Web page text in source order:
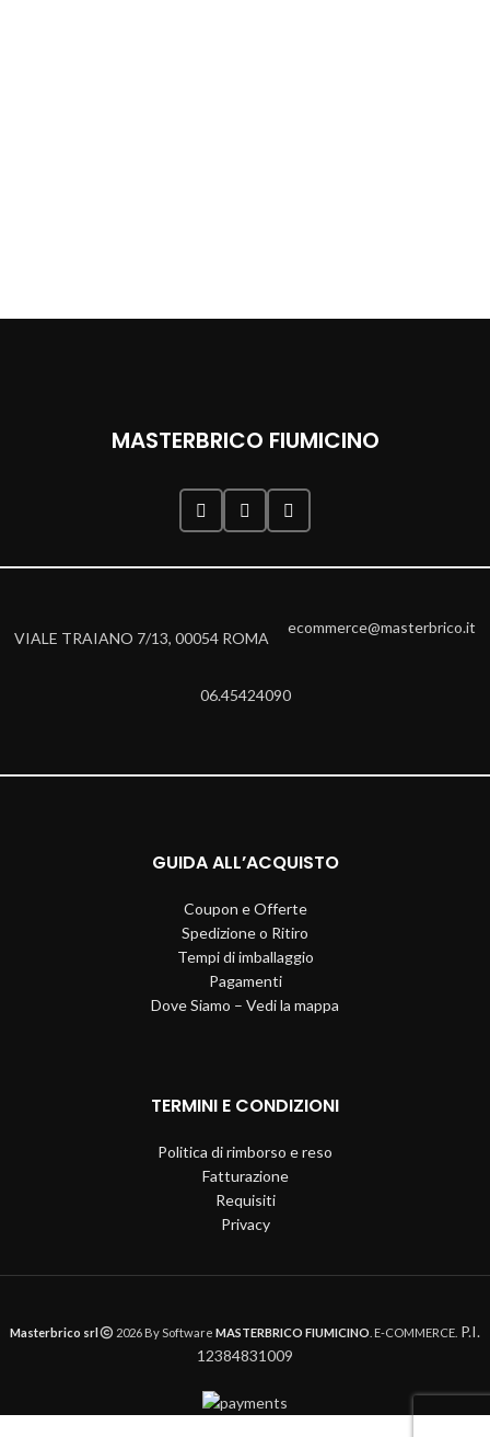
MASTERBRICO FIUMICINO
VIALE TRAIANO 7/13, 00054 ROMA
ecommerce@masterbrico.it
06.45424090
GUIDA ALL’ACQUISTO
Coupon e Offerte
Spedizione o Ritiro
Tempi di imballaggio
Pagamenti
Dove Siamo – Vedi la mappa
TERMINI E CONDIZIONI
Politica di rimborso e reso
Fatturazione
Requisiti
Privacy
Masterbrico srl 2026 By Software MASTERBRICO FIUMICINO . E-COMMERCE. P.I.
12384831009